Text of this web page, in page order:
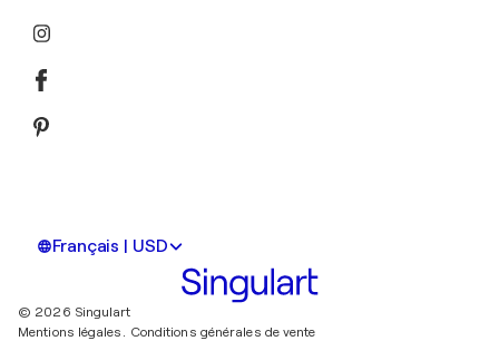
Français | USD
© 2026 Singulart
Mentions légales.
Conditions générales de vente